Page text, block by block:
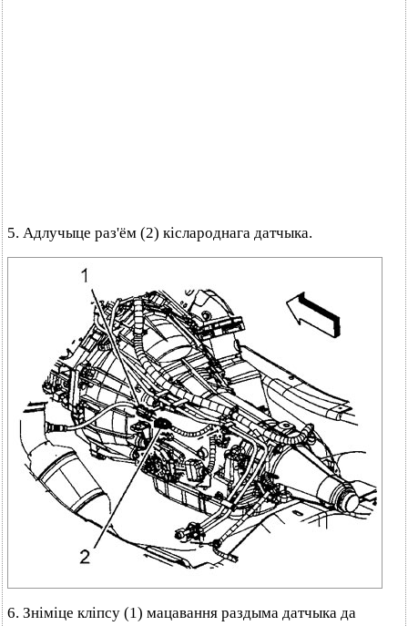
5. Адлучыце раз'ём (2) кіслароднага датчыка.
6. Зніміце кліпсу (1) мацавання раздыма датчыка да